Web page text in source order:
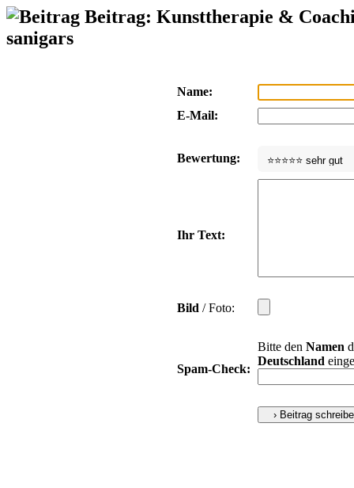
Beitrag: Kunsttherapie &
sanigars
Name:
E-Mail:
Bewertung:
Ihr Text:
Bild / Foto:
Spam-Check:
Bitte den Namen
Deutschland